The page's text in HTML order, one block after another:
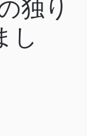
独り
し